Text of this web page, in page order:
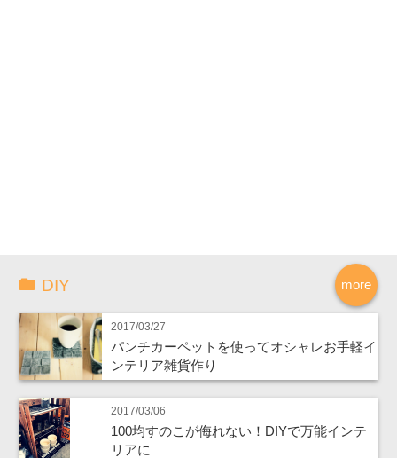
more
DIY
2017/03/27
パンチカーペットを使ってオシャレお手軽イ
ンテリア雑貨作り
2017/03/06
100均すのこが侮れない！DIYで万能インテ
リアに